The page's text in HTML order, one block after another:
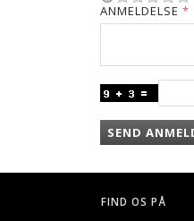
ANMELDELSE
SEND
FIND OS PÅ